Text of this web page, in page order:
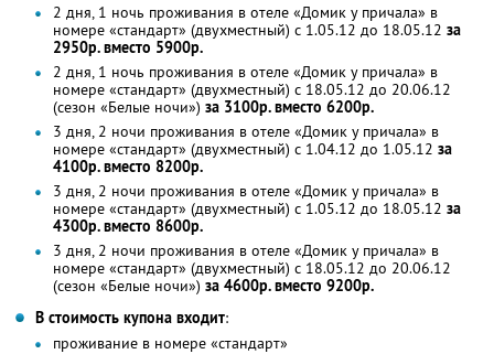
2 дня, 1 ночь проживания в отеле «Домик у причала» в
номере «стандарт» (двухместный) с 1.05.12 до 18.05.12 за
2950р. вместо 5900р.
2 дня, 1 ночь проживания в отеле «Домик у причала» в
номере «стандарт» (двухместный) с 18.05.12 до 20.06.12
(сезон «Белые ночи») за 3100р. вместо 6200р.
3 дня, 2 ночи проживания в отеле «Домик у причала» в
номере «стандарт» (двухместный) с 1.04.12 до 1.05.12 за
4100р. вместо 8200р.
3 дня, 2 ночи проживания в отеле «Домик у причала» в
номере «стандарт» (двухместный) с 1.05.12 до 18.05.12 за
4300р. вместо 8600р.
3 дня, 2 ночи проживания в отеле «Домик у причала» в
номере «стандарт» (двухместный) с 18.05.12 до 20.06.12
(сезон «Белые ночи») за 4600р. вместо 9200р.
В стоимость купона входит:
проживание в номере «стандарт»